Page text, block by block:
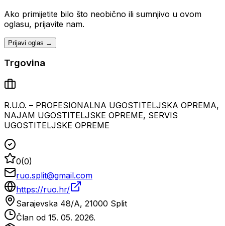
Ako primijetite bilo što neobično ili sumnjivo u ovom
oglasu, prijavite nam.
Prijavi oglas →
Trgovina
R.U.O. – PROFESIONALNA UGOSTITELJSKA OPREMA,
NAJAM UGOSTITELJSKE OPREME, SERVIS
UGOSTITELJSKE OPREME
0(0)
ruo.split@gmail.com
https://ruo.hr/
Sarajevska 48/A, 21000 Split
Član od 15. 05. 2026.